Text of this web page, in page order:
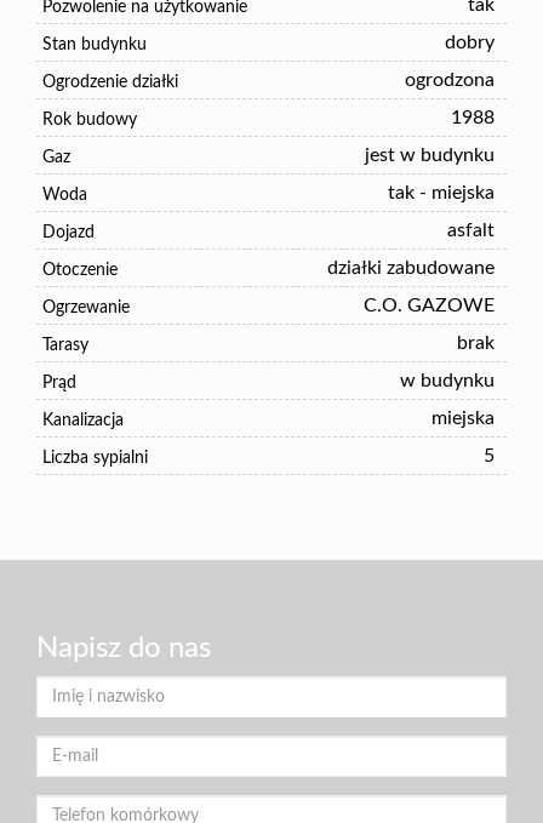
Pozwolenie na użytkowanie tak
Stan budynku dobry
Ogrodzenie działki ogrodzona
Rok budowy 1988
Gaz jest w budynku
Woda tak - miejska
Dojazd asfalt
Otoczenie działki zabudowane
Ogrzewanie C.O. GAZOWE
Tarasy brak
Prąd w budynku
Kanalizacja miejska
Liczba sypialni 5
Napisz do nas